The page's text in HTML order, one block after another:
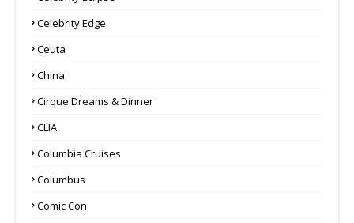
Celebrity Edge
Ceuta
China
Cirque Dreams & Dinner
CLIA
Columbia Cruises
Columbus
Comic Con